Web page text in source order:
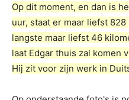
Op dit moment, en dan is
uur, staat er maar liefst
langste maar liefst 46
laat Edgar thuis zal komen
Hij zit voor zijn werk in